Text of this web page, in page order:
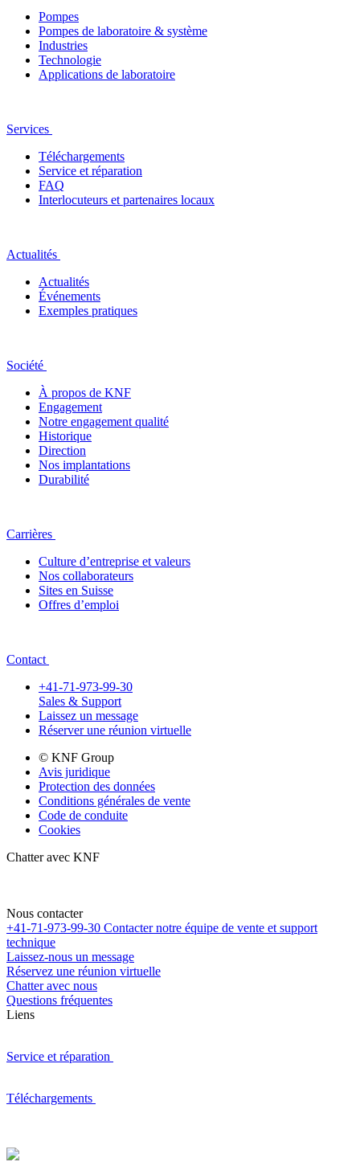
Pompes
Pompes de laboratoire & système
Industries
Technologie
Applications de laboratoire
Services
Téléchargements
Service et réparation
FAQ
Interlocuteurs et partenaires locaux
Actualités
Actualités
Événements
Exemples pratiques
Société
À propos de KNF
Engagement
Notre engagement qualité
Historique
Direction
Nos implantations
Durabilité
Carrières
Culture d’entreprise et valeurs
Nos collaborateurs
Sites en Suisse
Offres d’emploi
Contact
+41-71-973-99-30
Sales & Support
Laissez un message
Réserver une réunion virtuelle
© KNF Group
Avis juridique
Protection des données
Conditions générales de vente
Code de conduite
Cookies
Chatter avec KNF
Nous contacter
+41-71-973-99-30 Contacter notre équipe de vente et support
technique
Laissez-nous un message
Réservez une réunion virtuelle
Chatter avec nous
Questions fréquentes
Liens
Service et réparation
Téléchargements